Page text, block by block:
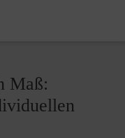
Maß: